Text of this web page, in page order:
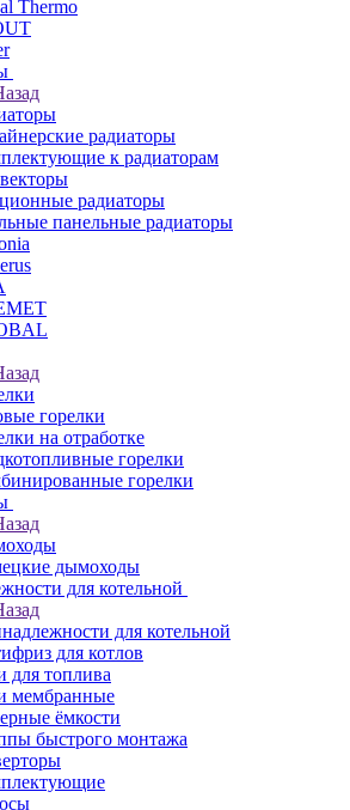
Thermo
радиаторы
к радиаторам
радиаторы
панельные радиаторы
горелки
на отработке
горелки
горелки
дымоходы
для котельной
для котельной
для котлов
для топлива
мембранные
ёмкости
быстрого монтажа